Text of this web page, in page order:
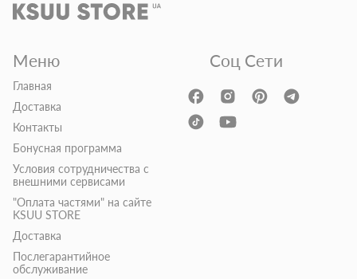
Меню
Главная
Доставка
Контакты
Бонусная программа
Условия сотрудничества с
внешними сервисами
"Оплата частями" на сайте
KSUU STORE
Доставка
Послегарантийное
обслуживание
Соц Сети